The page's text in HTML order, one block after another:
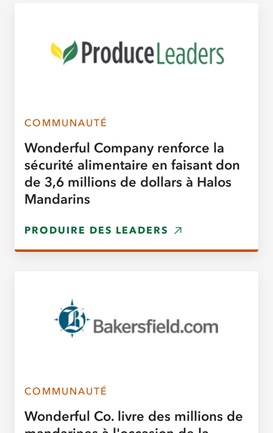
COMMUNAUTÉ
Wonderful Company renforce la
sécurité alimentaire en faisant don
de 3,6 millions de dollars à Halos
Mandarins
PRODUIRE DES LEADERS
COMMUNAUTÉ
Wonderful Co. livre des millions de